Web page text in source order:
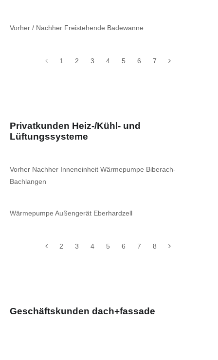
Vorher / Nachher Freistehende Badewanne
1 2 3 4 5 6 7
Privatkunden Heiz-/Kühl- und
Lüftungssysteme
Vorher Nachher Inneneinheit Wärmepumpe Biberach-
Bachlangen
Wärmepumpe Außengerät Eberhardzell
2 3 4 5 6 7 8
Geschäftskunden dach+fassade